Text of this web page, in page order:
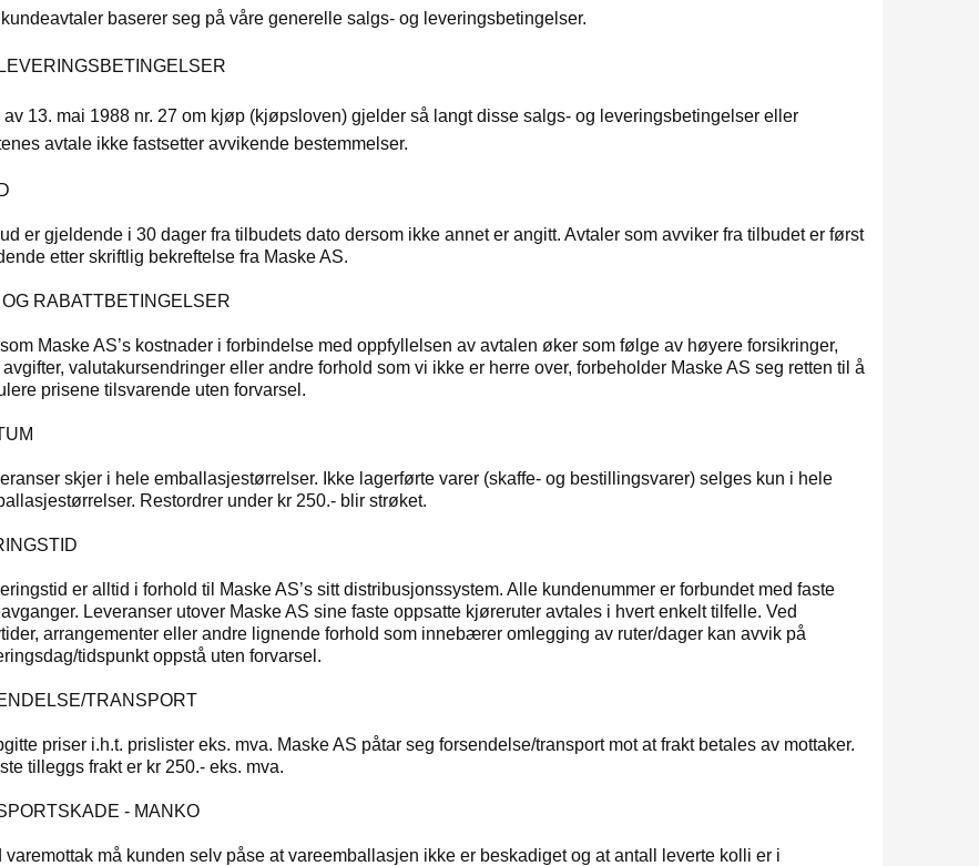
baserer seg på våre generelle salgs- og leveringsbetingelser.
av 13. mai 1988 nr. 27 om kjøp (kjøpsloven) gjelder så langt disse salgs- og leveringsbetingelser eller
avtale ikke fastsetter avvikende bestemmelser.
er gjeldende i 30 dager fra tilbudets dato dersom ikke annet er angitt. Avtaler som avviker fra tilbudet er først
etter skriftlig bekreftelse fra Maske AS.
RABATTBETINGELSER
Maske AS’s kostnader i forbindelse med oppfyllelsen av avtalen øker som følge av høyere forsikringer,
valutakursendringer eller andre forhold som vi ikke er herre over, forbeholder Maske AS seg retten til å
prisene tilsvarende uten forvarsel.
skjer i hele emballasjestørrelser. Ikke lagerførte varer (skaffe- og bestillingsvarer) selges kun i hele
Restordrer under kr 250.- blir strøket.
er alltid i forhold til Maske AS’s sitt distribusjonssystem. Alle kundenummer er forbundet med faste
Leveranser utover Maske AS sine faste oppsatte kjøreruter avtales i hvert enkelt tilfelle. Ved
arrangementer eller andre lignende forhold som innebærer omlegging av ruter/dager kan avvik på
tidspunkt oppstå uten forvarsel.
TRANSPORT
priser i.h.t. prislister eks. mva. Maske AS påtar seg forsendelse/transport mot at frakt betales av mottaker.
tilleggs frakt er kr 250.- eks. mva.
- MANKO
varemottak må kunden selv påse at vareemballasjen ikke er beskadiget og at antall leverte kolli er i